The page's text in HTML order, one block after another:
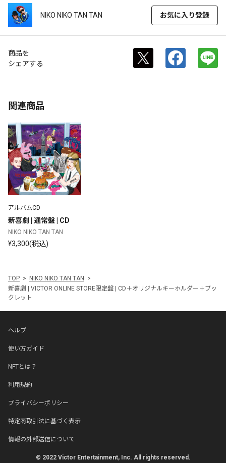
NIKO NIKO TAN TAN お気に入り登録
商品を
シェアする
関連商品
アルバムCD
新喜劇 | 通常盤 | CD
NIKO NIKO TAN TAN
¥3,300(税込)
TOP
NIKO NIKO TAN TAN
新喜劇 | VICTOR ONLINE STORE限定盤 | CD＋オリジナルキーホルダー＋ブッ
クレット
ヘルプ
使い方ガイド
NFTとは？
利用規約
プライバシーポリシー
特定商取引法に基づく表示
情報の外部送信について
© 2022 Victor Entertainment, Inc. All rights reserved.